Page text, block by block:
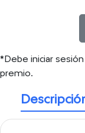
*Debe iniciar
premio.